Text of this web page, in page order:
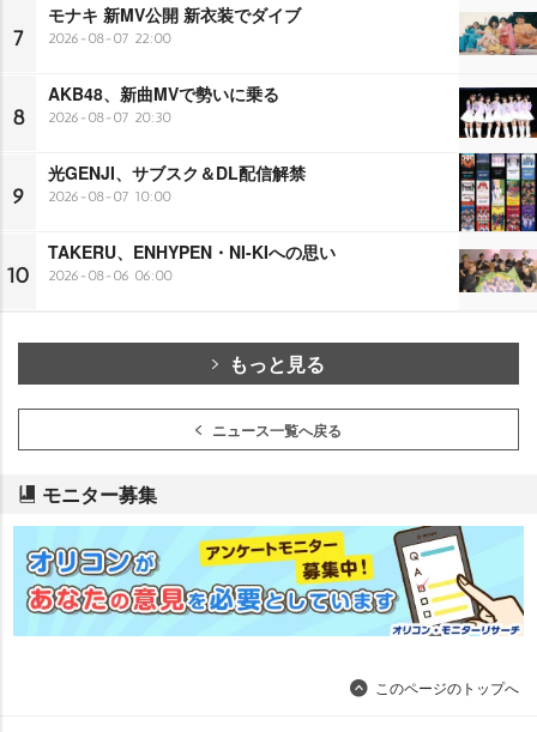
7
モナキ 新MV公開 新衣装でダイブ
2026-08-07 22:00
8
AKB48、新曲MVで勢いに乗る
2026-08-07 20:30
9
光GENJI、サブスク＆DL配信解禁
2026-08-07 10:00
10
TAKERU、ENHYPEN・NI-KIへの思い
2026-08-06 06:00
もっと見る
ニュース一覧へ戻る
モニター募集
このページのトップへ